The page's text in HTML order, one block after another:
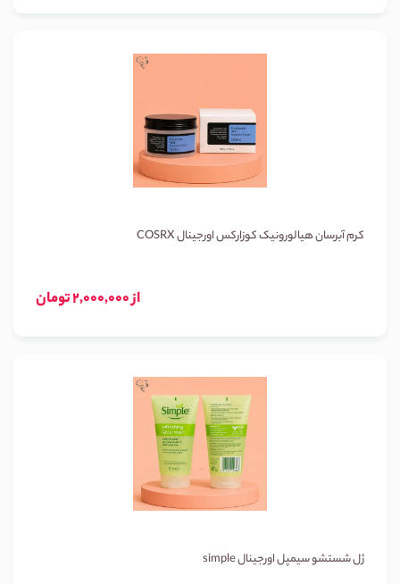
کرم آبرسان هیالورونیک کوزارکس اورجینال COSRX
از 2,000,000 تومان
ژل شستشو سیمپل اورجینال simple